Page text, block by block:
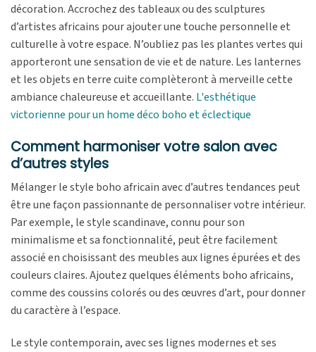
décoration. Accrochez des tableaux ou des sculptures
d’artistes africains pour ajouter une touche personnelle et
culturelle à votre espace. N’oubliez pas les plantes vertes qui
apporteront une sensation de vie et de nature. Les lanternes
et les objets en terre cuite complèteront à merveille cette
ambiance chaleureuse et accueillante. L'esthétique
victorienne pour un home déco boho et éclectique
Comment harmoniser votre salon avec
d’autres styles
Mélanger le style boho africain avec d’autres tendances peut
être une façon passionnante de personnaliser votre intérieur.
Par exemple, le style scandinave, connu pour son
minimalisme et sa fonctionnalité, peut être facilement
associé en choisissant des meubles aux lignes épurées et des
couleurs claires. Ajoutez quelques éléments boho africains,
comme des coussins colorés ou des œuvres d’art, pour donner
du caractère à l’espace.
Le style contemporain, avec ses lignes modernes et ses